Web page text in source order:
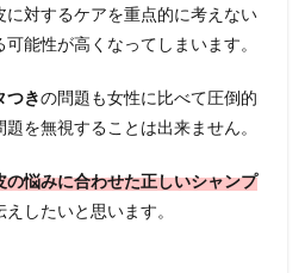
対するケアを重点的に考えない
可能性が高くなってしまいます。
つきの問題も女性に比べて圧倒的
を無視することは出来ません。
の悩みに合わせた正しいシャンプ
したいと思います。